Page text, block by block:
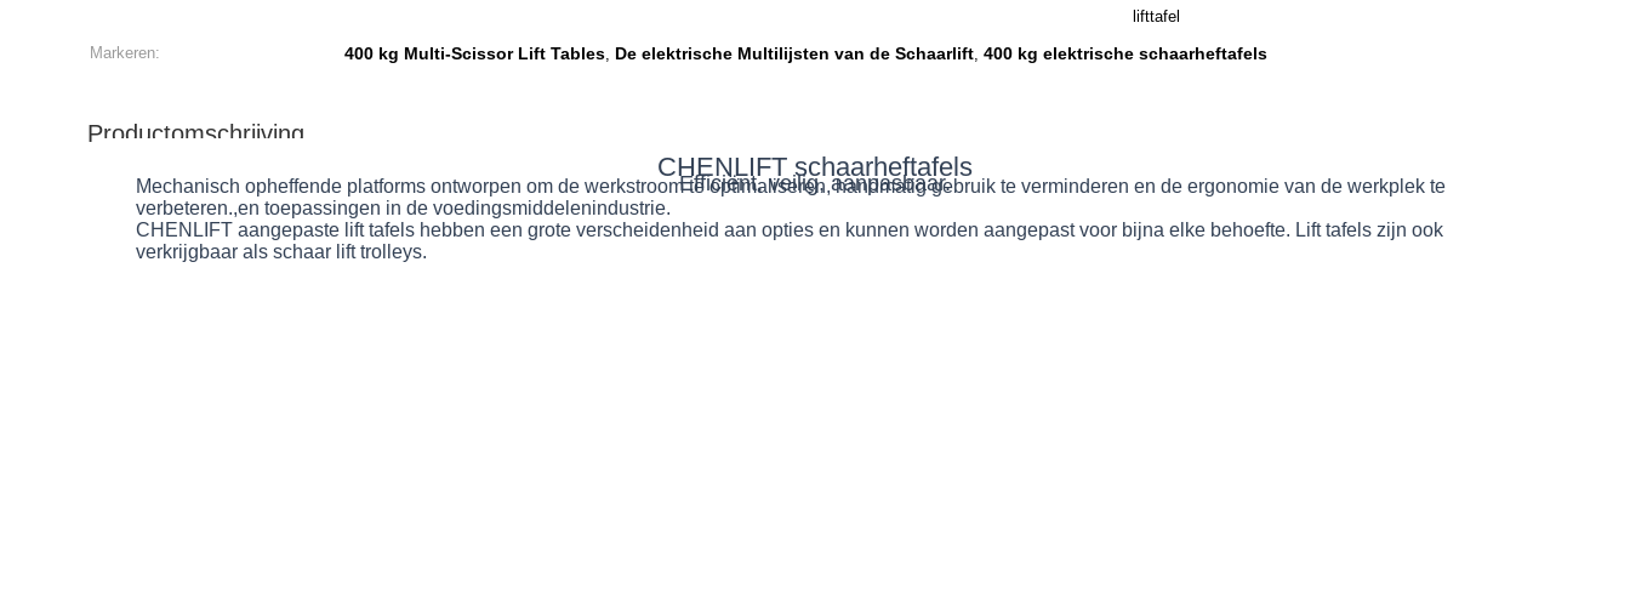
lifttafel
Markeren:
400 kg Multi-Scissor Lift Tables, De elektrische Multilijsten van de Schaarlift, 400 kg elektrische schaarheftafels
Productomschrijving
CHENLIFT schaarheftafels
Efficiënt, veilig, aanpasbaar.
Mechanisch opheffende platforms ontworpen om de werkstroom te optimaliseren, handmatig gebruik te verminderen en de ergonomie van de werkplek te
verbeteren.,en toepassingen in de voedingsmiddelenindustrie.
CHENLIFT aangepaste lift tafels hebben een grote verscheidenheid aan opties en kunnen worden aangepast voor bijna elke behoefte. Lift tafels zijn ook
verkrijgbaar als schaar lift trolleys.